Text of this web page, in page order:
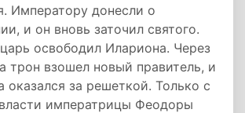
Императору донесли о
и он вновь заточил святого.
освободил Илариона. Через
трон взошел новый правитель, и
оказался за решеткой. Только с
императрицы Феодоры